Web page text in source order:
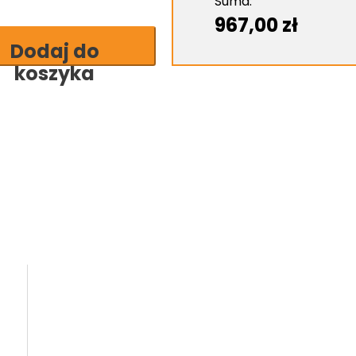
Dodaj do
koszyka
967,00zł